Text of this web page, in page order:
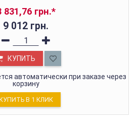
831,76 грн.*
9 012 грн.
КУПИТЬ
автоматически при заказе через
корзину
В 1 КЛИК